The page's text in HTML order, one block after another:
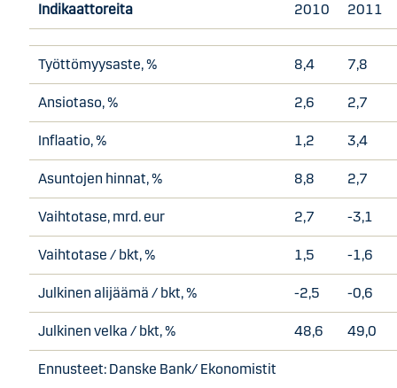
Indikaattoreita 2010 2011
Työttömyysaste, % 8,4 7,8
Ansiotaso, % 2,6 2,7
Inflaatio, % 1,2 3,4
Asuntojen hinnat, % 8,8 2,7
Vaihtotase, mrd. eur 2,7 -3,1
Vaihtotase / bkt, % 1,5 -1,6
Julkinen alijäämä / bkt, % -2,5 -0,6
Julkinen velka / bkt, % 48,6 49,0
Ennusteet: Danske Bank/ Ekonomistit